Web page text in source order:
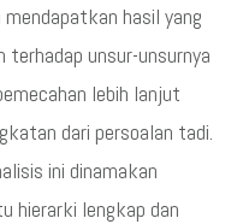
hasil yang
unsur-unsurnya
lebih lanjut
dari persoalan tadi.
ini dinamakan
hierarki lengkap dan